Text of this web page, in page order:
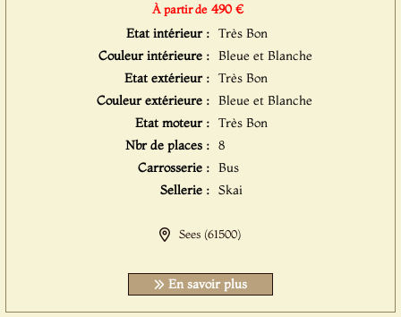
À partir de 490 €
Etat intérieur : Très Bon
Couleur intérieure : Bleue et Blanche
Etat extérieur : Très Bon
Couleur extérieure : Bleue et Blanche
Etat moteur : Très Bon
Nbr de places : 8
Carrosserie : Bus
Sellerie : Skai
Sees (61500)
En savoir plus